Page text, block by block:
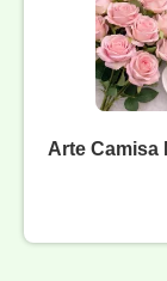
Arte Camisa